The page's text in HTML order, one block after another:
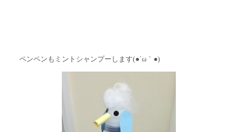
ペンペンもミントシャンプーします(●´ω｀●)